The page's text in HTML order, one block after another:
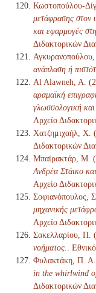
Κωστοπούλου-
μετάφρασης στον
και εφαρμογές
Διδακτορικών
ανάπλαση ή
Al Alawneh, A.
αραμαϊκή
γλωσσολογική και
Αρχείο
Χατζημιχαήλ, Χ.
Διδακτορικών
Μπαϊρακτάρ, Μ.
Ανδρέα Στάικο
Αρχείο
Σοφιανόπουλος,
μηχανικής
Αρχείο
Σακελλαρίου, Π.
νοήματος.
.
Φυλακτάκη, Π.
in the whirlwind
Διδακτορικών